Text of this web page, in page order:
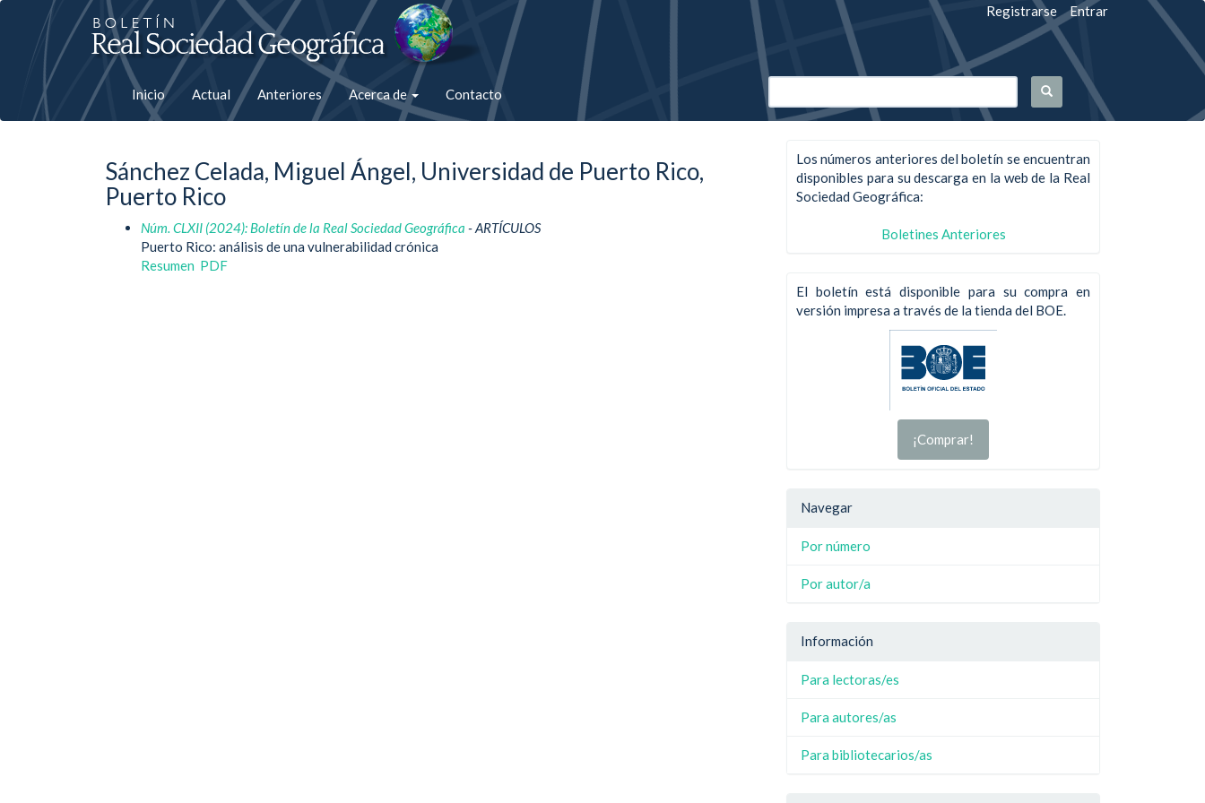
Salto
rápiso
la
Registrarse Entrar
Inicio Actual Anteriores Acerca de Contacto
Sánchez Celada, Miguel Ángel, Universidad de Puerto Rico,
Puerto Rico
Núm. CLXII (2024): Boletín de la Real Sociedad Geográfica - ARTÍCULOS
Puerto Rico: análisis de una vulnerabilidad crónica
Resumen PDF
Los números anteriores del boletín se encuentran
disponibles para su descarga en la web de la Real
Sociedad Geográfica:
Boletines Anteriores
El boletín está disponible para su compra en
versión impresa a través de la tienda del BOE.
¡Comprar!
Navegar
Por número
Por autor/a
Información
Para lectoras/es
Para autores/as
Para bibliotecarios/as